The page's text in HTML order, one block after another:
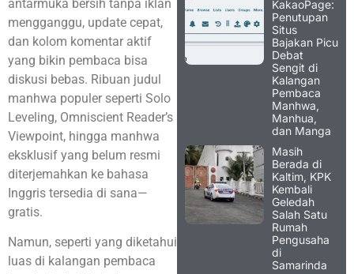
antarmuka bersih tanpa iklan
mengganggu, update cepat,
dan kolom komentar aktif
yang bikin pembaca bisa
diskusi bebas. Ribuan judul
manhwa populer seperti Solo
Leveling, Omniscient Reader’s
Viewpoint, hingga manhwa
eksklusif yang belum resmi
diterjemahkan ke bahasa
Inggris tersedia di sana—
gratis.
Namun, seperti yang diketahui
luas di kalangan pembaca
KakaoPage:
Penutupan
Situs
Bajakan Picu
Debat
Sengit di
Kalangan
Pembaca
Manhwa,
Manhua,
dan Manga
Masih
Berada di
Kaltim, KPK
Kembali
Geledah
Salah Satu
Rumah
Pengusaha
di
Samarinda